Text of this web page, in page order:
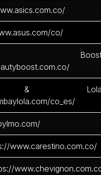
co/
&
co_es/
www.carestino.com.co/